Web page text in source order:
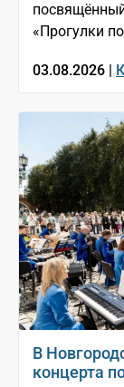
«Прогулки
03.08.2026 |
В
концерта